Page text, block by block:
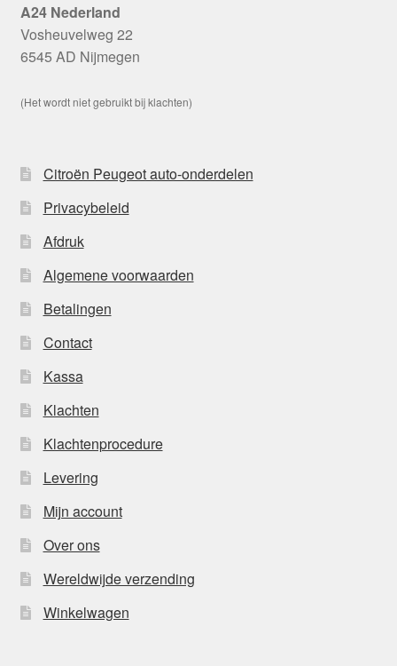
A24 Nederland
Vosheuvelweg 22
6545 AD Nijmegen
(Het wordt niet gebruikt bij klachten)
Citroën Peugeot auto-onderdelen
Privacybeleid
Afdruk
Algemene voorwaarden
Betalingen
Contact
Kassa
Klachten
Klachtenprocedure
Levering
Mijn account
Over ons
Wereldwijde verzending
Winkelwagen